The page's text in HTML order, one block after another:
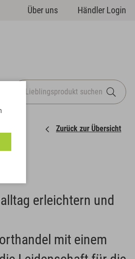
Über uns Händler Login
Zurück zur Übersicht
erleichtern und
mit einem